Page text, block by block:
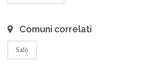
Comuni correlati
Salò